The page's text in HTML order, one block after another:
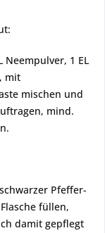
Neempulver, 1 EL
mit
mischen und
mind.
Pfeffer-
füllen,
damit gepflegt